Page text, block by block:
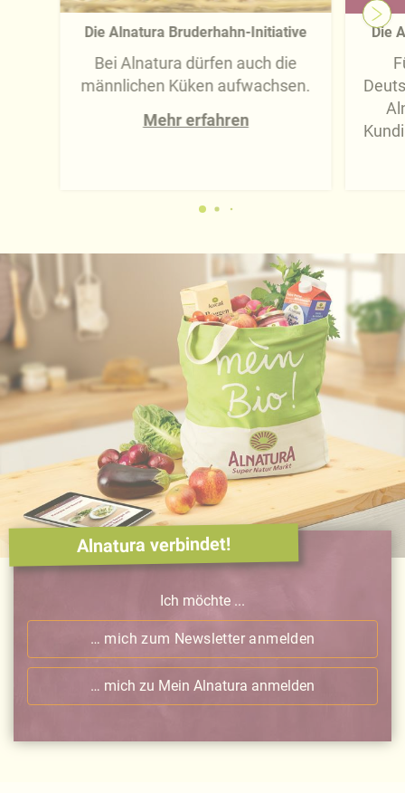
Die Alnatura Bruderhahn-Initiative
Bei Alnatura dürfen auch die
männlichen Küken aufwachsen.
Mehr erfahren
Die
Alnatura verbindet!
Ich möchte ...
… mich zum Newsletter anmelden
… mich zu Mein Alnatura anmelden